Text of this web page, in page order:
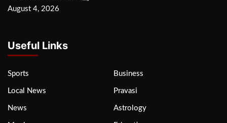
August 4, 2026
Useful Links
Sports Business
Local News Pravasi
News Astrology